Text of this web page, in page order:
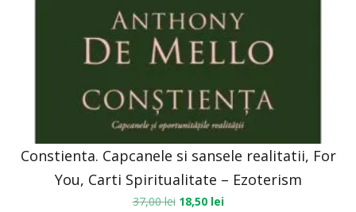
Constienta. Capcanele si sansele realitatii, For
You, Carti Spiritualitate – Ezoterism
37,00lei 18,50 lei